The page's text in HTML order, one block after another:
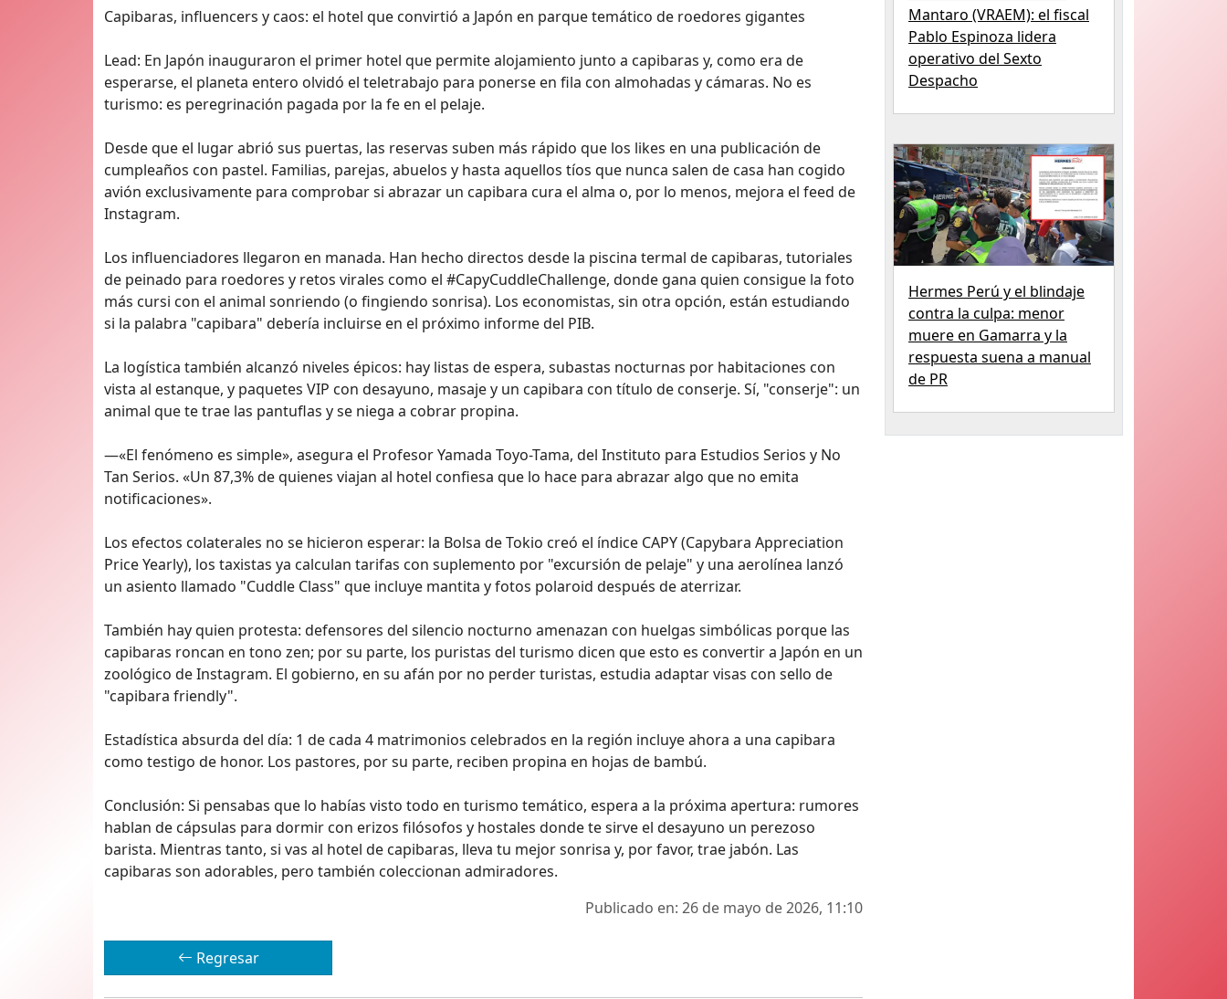
Capibaras, influencers y caos: el hotel que convirtió a Japón en parque temático de roedores gigantes
Lead: En Japón inauguraron el primer hotel que permite alojamiento junto a capibaras y, como era de
esperarse, el planeta entero olvidó el teletrabajo para ponerse en fila con almohadas y cámaras. No es
turismo: es peregrinación pagada por la fe en el pelaje.
Desde que el lugar abrió sus puertas, las reservas suben más rápido que los likes en una publicación de
cumpleaños con pastel. Familias, parejas, abuelos y hasta aquellos tíos que nunca salen de casa han cogido
avión exclusivamente para comprobar si abrazar un capibara cura el alma o, por lo menos, mejora el feed de
Instagram.
Los influenciadores llegaron en manada. Han hecho directos desde la piscina termal de capibaras, tutoriales
de peinado para roedores y retos virales como el #CapyCuddleChallenge, donde gana quien consigue la foto
más cursi con el animal sonriendo (o fingiendo sonrisa). Los economistas, sin otra opción, están estudiando
si la palabra "capibara" debería incluirse en el próximo informe del PIB.
La logística también alcanzó niveles épicos: hay listas de espera, subastas nocturnas por habitaciones con
vista al estanque, y paquetes VIP con desayuno, masaje y un capibara con título de conserje. Sí, "conserje": un
animal que te trae las pantuflas y se niega a cobrar propina.
—«El fenómeno es simple», asegura el Profesor Yamada Toyo-Tama, del Instituto para Estudios Serios y No
Tan Serios. «Un 87,3% de quienes viajan al hotel confiesa que lo hace para abrazar algo que no emita
notificaciones».
Los efectos colaterales no se hicieron esperar: la Bolsa de Tokio creó el índice CAPY (Capybara Appreciation
Price Yearly), los taxistas ya calculan tarifas con suplemento por "excursión de pelaje" y una aerolínea lanzó
un asiento llamado "Cuddle Class" que incluye mantita y fotos polaroid después de aterrizar.
También hay quien protesta: defensores del silencio nocturno amenazan con huelgas simbólicas porque las
capibaras roncan en tono zen; por su parte, los puristas del turismo dicen que esto es convertir a Japón en un
zoológico de Instagram. El gobierno, en su afán por no perder turistas, estudia adaptar visas con sello de
"capibara friendly".
Estadística absurda del día: 1 de cada 4 matrimonios celebrados en la región incluye ahora a una capibara
como testigo de honor. Los pastores, por su parte, reciben propina en hojas de bambú.
Conclusión: Si pensabas que lo habías visto todo en turismo temático, espera a la próxima apertura: rumores
hablan de cápsulas para dormir con erizos filósofos y hostales donde te sirve el desayuno un perezoso
barista. Mientras tanto, si vas al hotel de capibaras, lleva tu mejor sonrisa y, por favor, trae jabón. Las
capibaras son adorables, pero también coleccionan admiradores.
Publicado en: 26 de mayo de 2026, 11:10
Regresar
Mantaro (VRAEM): el fiscal
Pablo Espinoza lidera
operativo del Sexto
Despacho
Hermes Perú y el blindaje
contra la culpa: menor
muere en Gamarra y la
respuesta suena a manual
de PR